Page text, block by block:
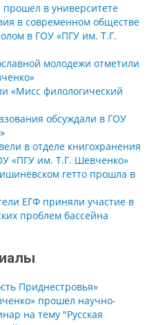
в университете
в современном обществе
в ГОУ «ПГУ им. Т.Г.
молодежи отметили
«Мисс филологический
обсуждали в ГОУ
в отделе книгохранения
«ПГУ им. Т.Г. Шевченко»
гетто прошла в
ЕГФ приняли участие в
проблем бассейна
Приднестровья»
прошел научно-
на тему "Русская